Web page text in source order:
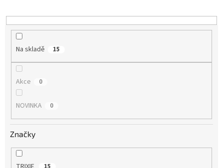
k
t
Na skladě 15
Akce 0
NOVINKA 0
Značky